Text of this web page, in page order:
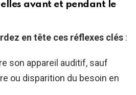
avant et pendant le
en tête ces réflexes clés :
son appareil auditif, sauf
ou disparition du besoin en